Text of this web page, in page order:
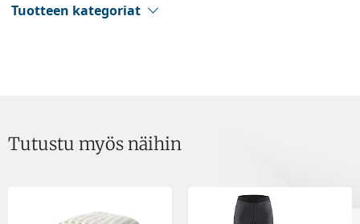
Tuotteen kategoriat
Tutustu myös näihin